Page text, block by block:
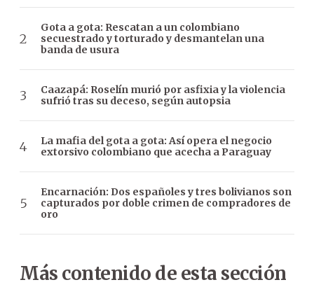
Gota a gota: Rescatan a un colombiano
secuestrado y torturado y desmantelan una
banda de usura
Caazapá: Roselín murió por asfixia y la violencia
sufrió tras su deceso, según autopsia
La mafia del gota a gota: Así opera el negocio
extorsivo colombiano que acecha a Paraguay
Encarnación: Dos españoles y tres bolivianos son
capturados por doble crimen de compradores de
oro
Más contenido de esta sección